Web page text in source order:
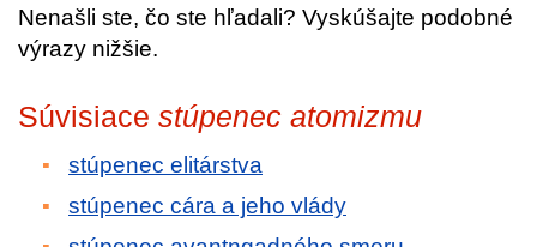
Nenašli ste, čo ste hľadali? Vyskúšajte podobné
výrazy nižšie.
Súvisiace stúpenec atomizmu
stúpenec elitárstva
stúpenec cára a jeho vlády